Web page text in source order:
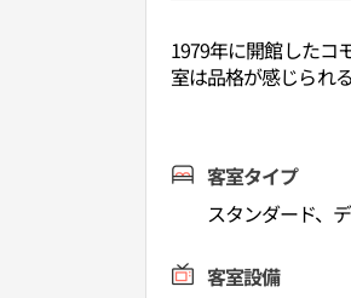
1979年に開館したコ
室は品格が感じられ
客室タイプ
スタンダード、
客室設備